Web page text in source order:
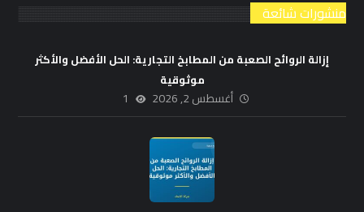
منشورات شائعة
إزالة الروائح الصعبة من المطابخ التجارية: الحل الأفضل والأكثر
موثوقية
أغسطس 2, 2026 1